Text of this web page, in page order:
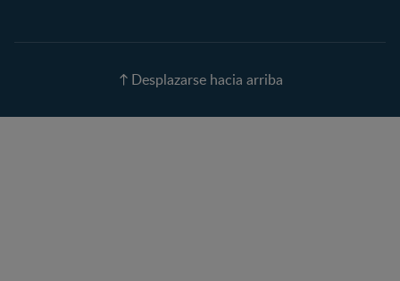
Calculadora de color de
Desplazarse hacia arriba